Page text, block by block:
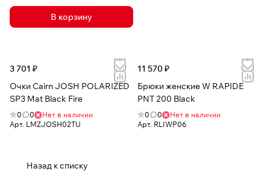
В корзину
3 701 ₽
Очки Cairn JOSH POLARIZED
SP3 Mat Black Fire
0 0
Нет в наличии
Арт. LMZJOSH02TU
11 570 ₽
Брюки женские W RAPIDE
PNT 200 Black
0 0
Нет в наличии
Арт. RLIWP06
Назад к списку